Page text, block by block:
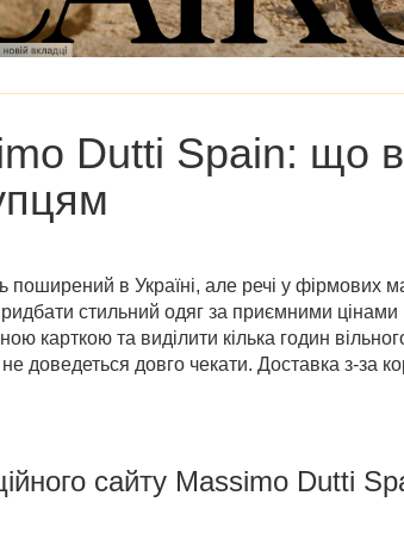
Dutti Spain: що
поширений в Україні, але речі у фірмових
стильний одяг за приємними цінами
карткою та виділити кілька годин
довго чекати. Доставка з-за
сайту Massimo Dutti